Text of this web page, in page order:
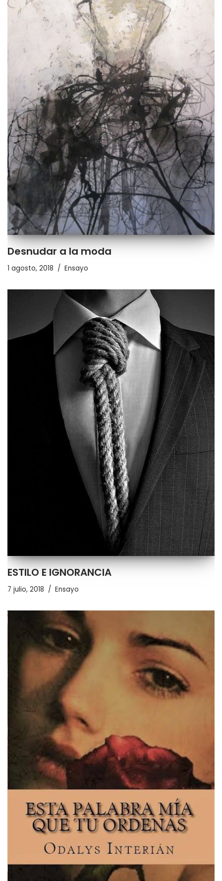
Desnudar a la moda
1 agosto, 2018 Ensayo
ESTILO E IGNORANCIA
7 julio, 2018 Ensayo